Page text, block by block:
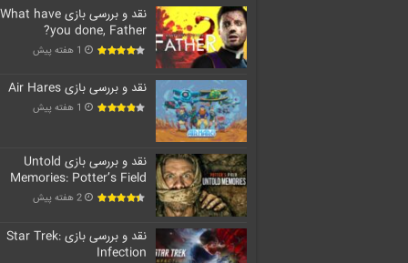
نقد و بررسی بازی What have
you done, Father?
1 هفته پیش
نقد و بررسی بازی Air Hares
1 هفته پیش
نقد و بررسی بازی Untold
Memories: Potter’s Field
2 هفته پیش
نقد و بررسی بازی Star Trek:
Infection